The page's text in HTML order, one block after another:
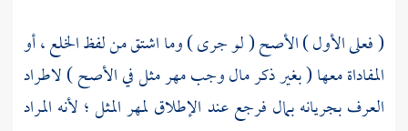
( فعلى الأول ) الأصح ( لو جرى ) وما اشتق من لفظ الخلع ، أو
المفاداة معها ( بغير ذكر مال وجب مهر مثل في الأصح ) لاطراد
العرف بجريانه بمال فرجع عند الإطلاق لمهر المثل ؛ لأنه المراد